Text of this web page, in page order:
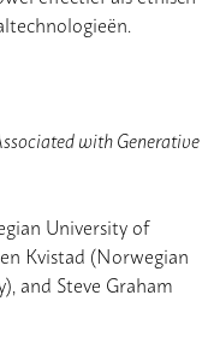
with Generative
University of
Kvistad (Norwegian
and Steve Graham